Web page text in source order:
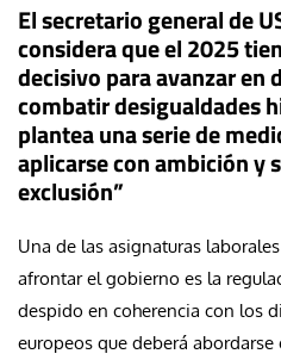
El secretario general de
considera que el 2025
decisivo para avanzar en
combatir desigualdades
plantea una serie de
aplicarse con ambición y
exclusión”
Una de las asignaturas
afrontar el gobierno es la
despido en coherencia con los
europeos que deberá